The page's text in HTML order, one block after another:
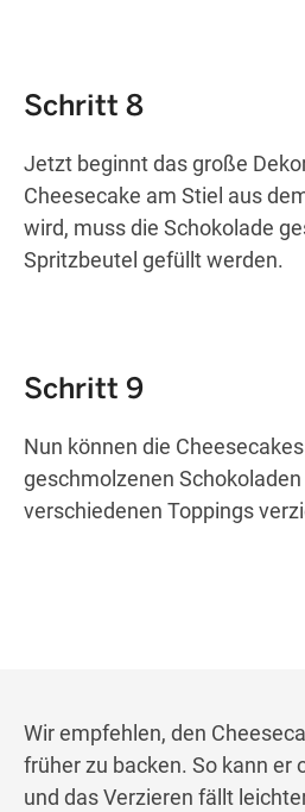
Schritt 8
Jetzt beginnt das große
Cheesecake am Stiel aus
wird, muss die Schokolade
Spritzbeutel gefüllt werden.
Schritt 9
Nun können die
geschmolzenen
verschiedenen Toppings
Wir empfehlen, den
früher zu backen. So kann er
und das Verzieren fällt